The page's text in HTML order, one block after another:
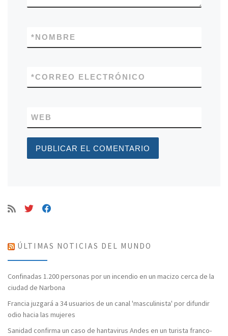
NOMBRE
*
CORREO ELECTRÓNICO
*
WEB
ÚLTIMAS NOTICIAS DEL MUNDO
Confinadas 1.200 personas por un incendio en un macizo cerca de la
ciudad de Narbona
Francia juzgará a 34 usuarios de un canal 'masculinista' por difundir
odio hacia las mujeres
Sanidad confirma un caso de hantavirus Andes en un turista franco-